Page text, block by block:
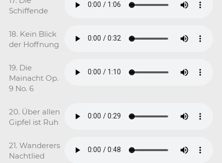
Schiffende
18. Kein Blick
der Hoffnung
19. Die
Mainacht Op.
9 No. 6
20. Über allen
Gipfel ist Ruh
21. Wanderers
Nachtlied